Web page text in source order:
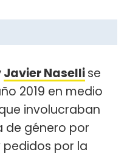
Javier Nasellise
2019 en medio
involucraban
de género por
por la